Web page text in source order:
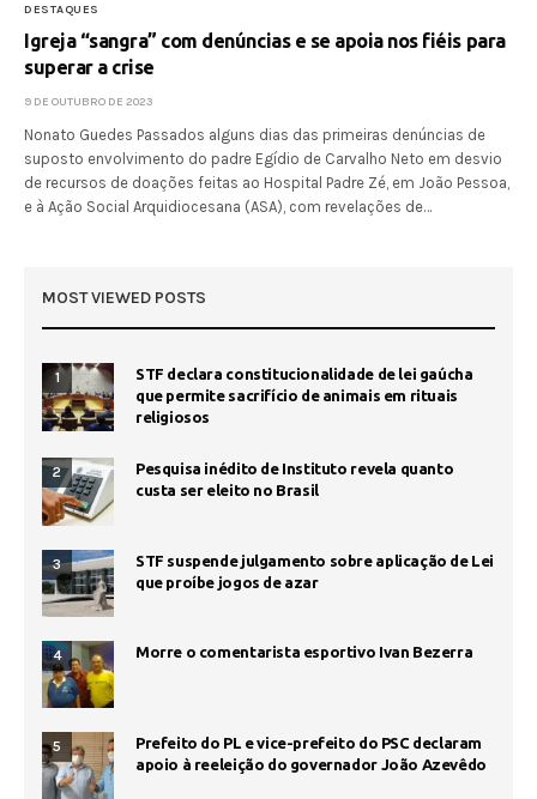
DESTAQUES
Igreja “sangra” com denúncias e se apoia nos fiéis para
superar a crise
9 DE OUTUBRO DE 2023
Nonato Guedes Passados alguns dias das primeiras denúncias de
suposto envolvimento do padre Egídio de Carvalho Neto em desvio
de recursos de doações feitas ao Hospital Padre Zé, em João Pessoa,
e à Ação Social Arquidiocesana (ASA), com revelações de…
MOST VIEWED POSTS
1
STF declara constitucionalidade de lei gaúcha
que permite sacrifício de animais em rituais
religiosos
2
Pesquisa inédito de Instituto revela quanto
custa ser eleito no Brasil
3
STF suspende julgamento sobre aplicação de Lei
que proíbe jogos de azar
4 Morre o comentarista esportivo Ivan Bezerra
5
Prefeito do PL e vice-prefeito do PSC declaram
apoio à reeleição do governador João Azevêdo